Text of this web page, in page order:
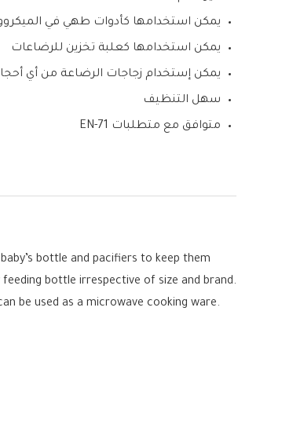
يمكن استخدامها كأدوات طهي في
يمكن استخدامها كعلبة تخزين للرضاعات
يمكن إستخدام زجاجات الرضاعة من أي
سهل التنظيف
متوافق مع متطلبات EN-71
bottle and pacifiers to keep them
bottle irrespective of size and brand.
be used as a microwave cooking ware.